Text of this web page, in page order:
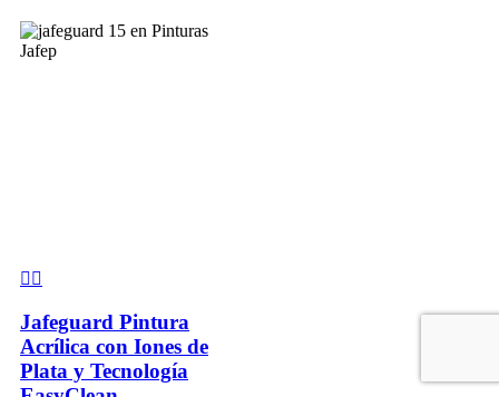
Jafeguard Pintura
Acrílica con Iones de
Plata y Tecnología